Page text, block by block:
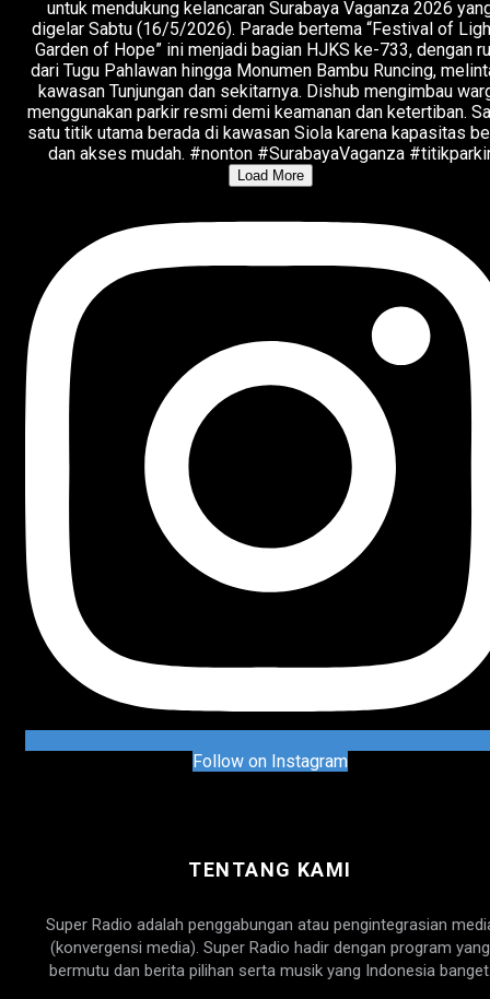
Load More
Follow on Instagram
TENTANG KAMI
Super Radio adalah penggabungan atau pengintegrasian
(konvergensi media). Super Radio hadir dengan program yang
bermutu dan berita pilihan serta musik yang Indonesia